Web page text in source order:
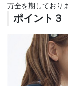
万全を期しており
ポイント